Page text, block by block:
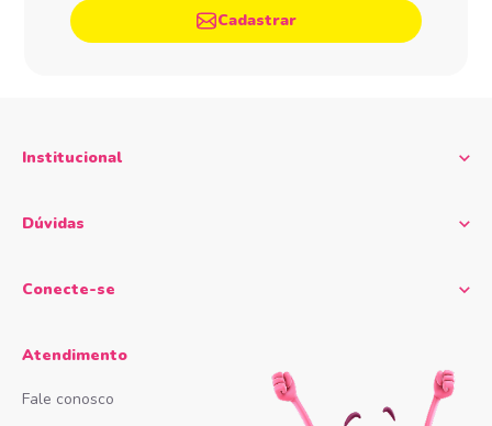
Cadastrar
Institucional
Dúvidas
Conecte-se
Atendimento
Fale conosco